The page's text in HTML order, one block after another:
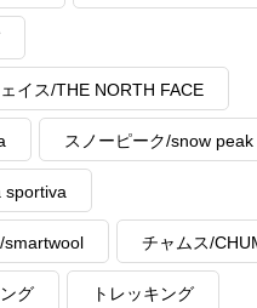
イス/THE NORTH FACE
スノーピーク/snow peak
sportiva
smartwool チャムス/
グ トレッキング